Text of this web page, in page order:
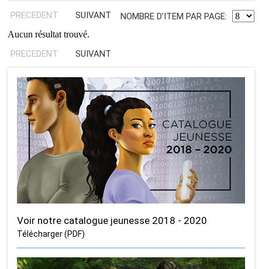
NOMBRE D'ITEM PAR PAGE:
PRECEDENT SUIVANT
Aucun résultat trouvé.
PRECEDENT SUIVANT
Voir notre catalogue jeunesse 2018 - 2020
Télécharger (PDF)